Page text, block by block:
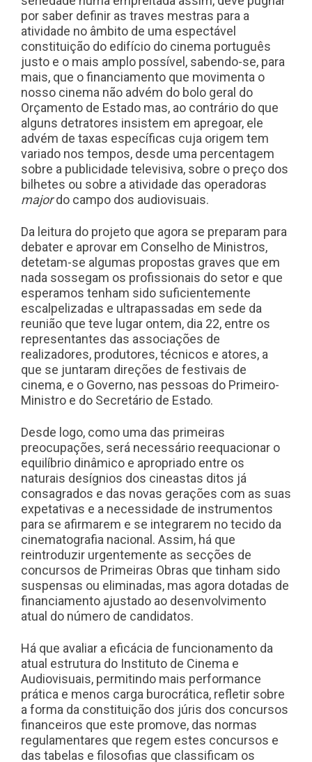
por saber definir as traves mestras para a
atividade no âmbito de uma espectável
constituição do edifício do cinema português
justo e o mais amplo possível, sabendo-se, para
mais, que o financiamento que movimenta o
nosso cinema não advém do bolo geral do
Orçamento de Estado mas, ao contrário do que
alguns detratores insistem em apregoar, ele
advém de taxas específicas cuja origem tem
variado nos tempos, desde uma percentagem
sobre a publicidade televisiva, sobre o preço dos
bilhetes ou sobre a atividade das operadoras
majordo campo dos audiovisuais.
Da leitura do projeto que agora se preparam para
debater e aprovar em Conselho de Ministros,
detetam-se algumas propostas graves que em
nada sossegam os profissionais do setor e que
esperamos tenham sido suficientemente
escalpelizadas e ultrapassadas em sede da
reunião que teve lugar ontem, dia 22, entre os
representantes das associações de
realizadores, produtores, técnicos e atores, a
que se juntaram direções de festivais de
cinema, e o Governo, nas pessoas do Primeiro-
Ministro e do Secretário de Estado.
Desde logo, como uma das primeiras
preocupações, será necessário reequacionar o
equilíbrio dinâmico e apropriado entre os
naturais desígnios dos cineastas ditos já
consagrados e das novas gerações com as suas
expetativas e a necessidade de instrumentos
para se afirmarem e se integrarem no tecido da
cinematografia nacional. Assim, há que
reintroduzir urgentemente as secções de
concursos de Primeiras Obras que tinham sido
suspensas ou eliminadas, mas agora dotadas de
financiamento ajustado ao desenvolvimento
atual do número de candidatos.
Há que avaliar a eficácia de funcionamento da
atual estrutura do Instituto de Cinema e
Audiovisuais, permitindo mais performance
prática e menos carga burocrática, refletir sobre
a forma da constituição dos júris dos concursos
financeiros que este promove, das normas
regulamentares que regem estes concursos e
das tabelas e filosofias que classificam os